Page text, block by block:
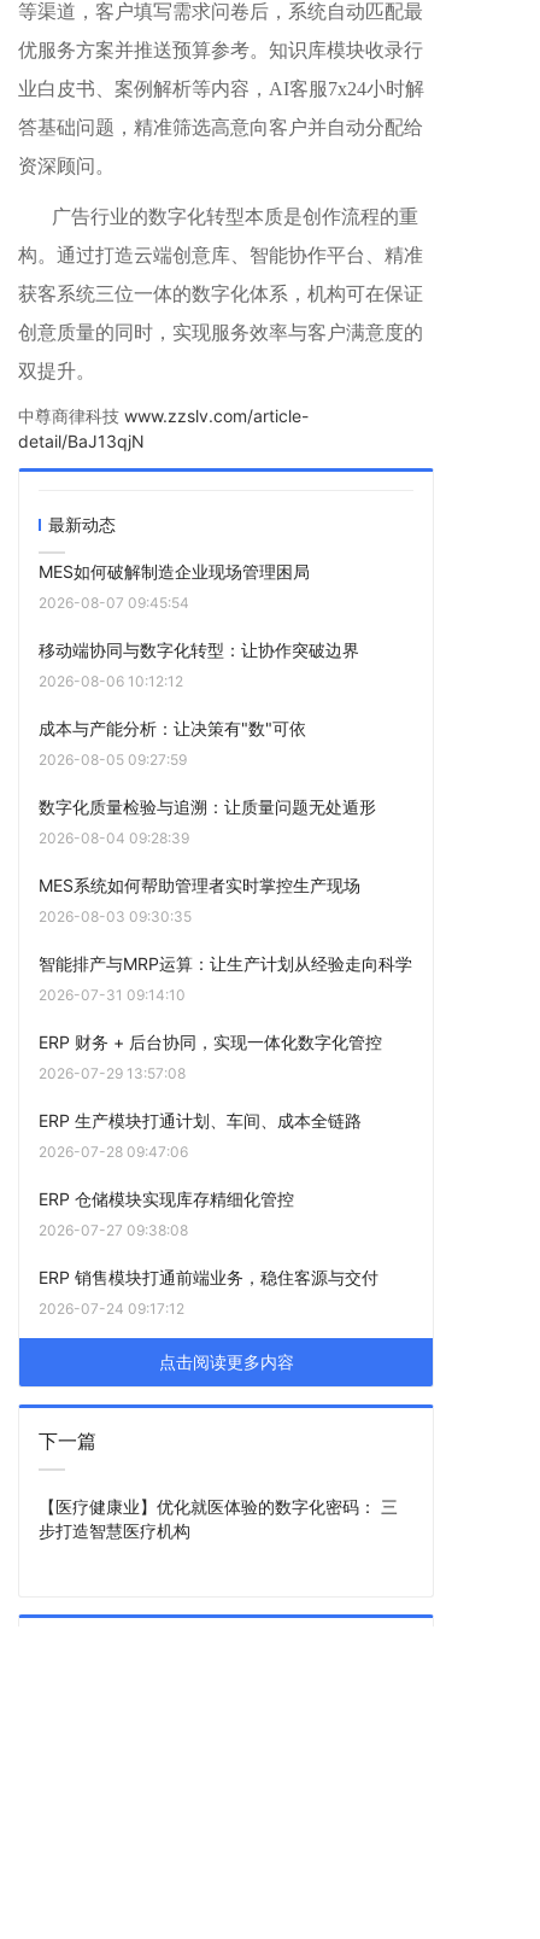
等渠道，客户填写需求问卷后，系统自动匹配最
优服务方案并推送预算参考。知识库模块收录行
业白皮书、案例解析等内容，AI客服7x24小时解
答基础问题，精准筛选高意向客户并自动分配给
资深顾问。
广告行业的数字化转型本质是创作流程的重
构。通过打造云端创意库、智能协作平台、精准
获客系统三位一体的数字化体系，机构可在保证
创意质量的同时，实现服务效率与客户满意度的
双提升。
中尊商律科技 www.zzslv.com/article-
detail/BaJ13qjN
最新动态
MES如何破解制造企业现场管理困局
2026-08-07 09:45:54
移动端协同与数字化转型：让协作突破边界
2026-08-06 10:12:12
成本与产能分析：让决策有"数"可依
2026-08-05 09:27:59
数字化质量检验与追溯：让质量问题无处遁形
2026-08-04 09:28:39
MES系统如何帮助管理者实时掌控生产现场
2026-08-03 09:30:35
智能排产与MRP运算：让生产计划从经验走向科学
2026-07-31 09:14:10
ERP 财务 + 后台协同，实现一体化数字化管控
2026-07-29 13:57:08
ERP 生产模块打通计划、车间、成本全链路
2026-07-28 09:47:06
ERP 仓储模块实现库存精细化管控
2026-07-27 09:38:08
ERP 销售模块打通前端业务，稳住客源与交付
2026-07-24 09:17:12
点击阅读更多内容
下一篇
【医疗健康业】优化就医体验的数字化密码： 三
步打造智慧医疗机构